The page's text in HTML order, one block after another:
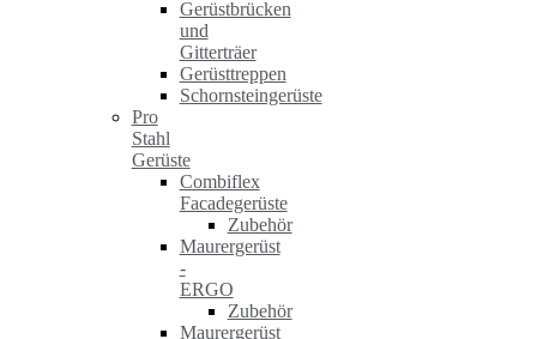
Gerüstbrücken
und
Gitterträer
Gerüsttreppen
Schornsteingerüste
Pro
Stahl
Gerüste
Combiflex
Facadegerüste
Zubehör
Maurergerüst
-
ERGO
Zubehör
Maurergerüst